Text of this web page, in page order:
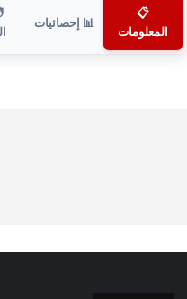
📋
المعلومات
📊 إحصائيات